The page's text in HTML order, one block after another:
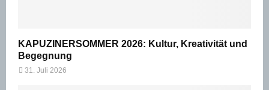
KAPUZINERSOMMER 2026: Kultur, Kreativität und
Begegnung
31. Juli 2026